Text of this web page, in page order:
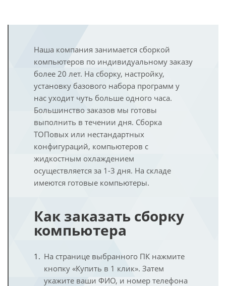
Наша компания занимается сборкой
компьютеров по индивидуальному заказу
более 20 лет. На сборку, настройку,
установку базового набора программ у
нас уходит чуть больше одного часа.
Большинство заказов мы готовы
выполнить в течении дня. Сборка
ТОПовых или нестандартных
конфигураций, компьютеров с
жидкостным охлаждением
осуществляется за 1-3 дня. На складе
имеются готовые компьютеры.
Как заказать сборку
компьютера
На странице выбранного ПК нажмите
кнопку «Купить в 1 клик». Затем
укажите ваши ФИО, и номер телефона